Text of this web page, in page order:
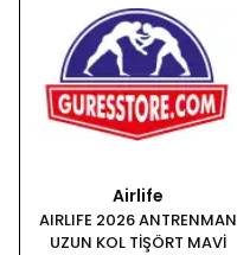
Airlife
AIRLIFE 2026 ANTRENMAN
UZUN KOL TİŞÖRT MAVİ